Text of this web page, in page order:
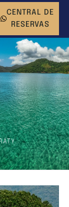
CENTRAL DE
RESERVAS